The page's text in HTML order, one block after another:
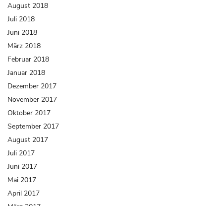
August 2018
Juli 2018
Juni 2018
März 2018
Februar 2018
Januar 2018
Dezember 2017
November 2017
Oktober 2017
September 2017
August 2017
Juli 2017
Juni 2017
Mai 2017
April 2017